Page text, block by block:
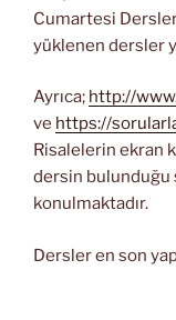
Cumartesi Dersleri
yüklenen dersler
Ayrıca; http://
ve https://
Risalelerin ekran
dersin bulunduğu
konulmaktadır.
Dersler en son